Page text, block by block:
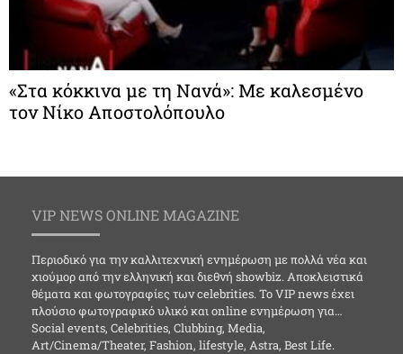
«Στα κόκκινα με τη Νανά»: Με καλεσμένο
τον Νίκο Αποστολόπουλο
VIP NEWS ONLINE MAGAZINE
Περιοδικό για την καλλιτεχνική ενημέρωση με πολλά νέα και
χιούμορ από την ελληνική και διεθνή showbiz. Αποκλειστικά
θέματα και φωτογραφίες των celebrities. Το VIP news έχει
πλούσιο φωτογραφικό υλικό και online ενημέρωση για…
Social events, Celebrities, Clubbing, Media,
Art/Cinema/Theater, Fashion, lifestyle, Astra, Best Life.